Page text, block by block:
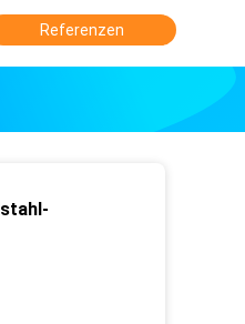
Referenzen